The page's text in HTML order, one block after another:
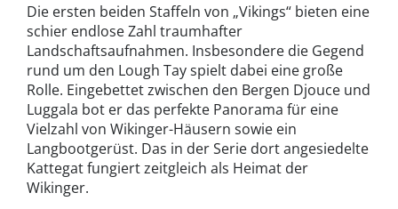
Die ersten beiden Staffeln von „Vikings“ bieten eine
schier endlose Zahl traumhafter
Landschaftsaufnahmen. Insbesondere die Gegend
rund um den Lough Tay spielt dabei eine große
Rolle. Eingebettet zwischen den Bergen Djouce und
Luggala bot er das perfekte Panorama für eine
Vielzahl von Wikinger-Häusern sowie ein
Langbootgerüst. Das in der Serie dort angesiedelte
Kattegat fungiert zeitgleich als Heimat der
Wikinger.